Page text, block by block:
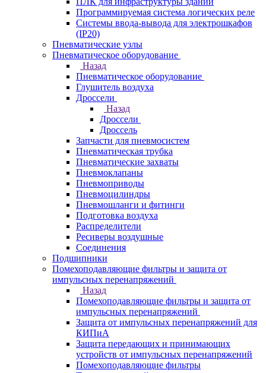
Программируемая система логических реле
Системы ввода-вывода для электрошкафов
(IP20)
Пневматические узлы
Пневматическое оборудование
Назад
Пневматическое оборудование
Глушитель воздуха
Дроссели
Назад
Дроссели
Дроссель
Запчасти для пневмосистем
Пневматическая трубка
Пневматические захваты
Пневмоклапаны
Пневмоприводы
Пневмоцилиндры
Пневмошланги и фитинги
Подготовка воздуха
Распределители
Ресиверы воздушные
Соединения
Подшипники
Помехоподавляющие фильтры и защита от
импульсных перенапряжений
Назад
Помехоподавляющие фильтры и защита от
импульсных перенапряжений
Защита от импульсных перенапряжений для
КИПиА
Защита передающих и принимающих
устройств от импульсных перенапряжений
Помехоподавляющие фильтры